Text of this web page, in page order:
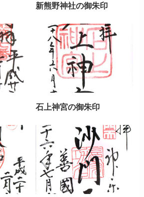
新熊野神社の御朱印
石上神宮の御朱印